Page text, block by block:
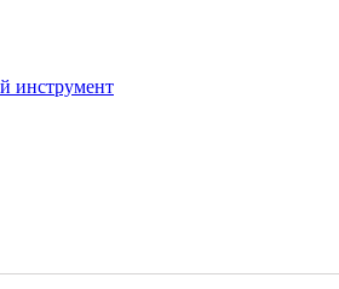
инструмент